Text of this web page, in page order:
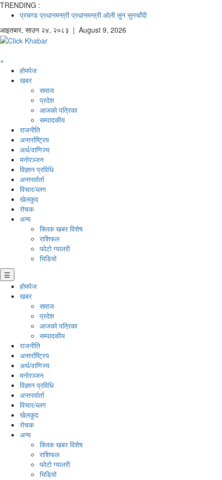
TRENDING :
प्रचण्ड प्रधानमन्त्री प्रधानमन्त्री ओली सुन सुनचाँदी
आइतबार, साउन २४, २०८३ | August 9, 2026
×
होमपेज
खबर
समाज
प्रदेश
आजको पत्रिका
सम्पादकीय
राजनीति
अन्तर्राष्ट्रिय
अर्थ/वाणिज्य
मनाेरञ्जन
विज्ञान प्रविधि
अन्तरर्वार्ता
विचार/ब्लग
खेलकुद
रोचक
अन्य
क्लिक खबर विशेष
राशिफल
फोटो ग्यालरी
भिडियो
☰
होमपेज
खबर
समाज
प्रदेश
आजको पत्रिका
सम्पादकीय
राजनीति
अन्तर्राष्ट्रिय
अर्थ/वाणिज्य
मनाेरञ्जन
विज्ञान प्रविधि
अन्तरर्वार्ता
विचार/ब्लग
खेलकुद
रोचक
अन्य
क्लिक खबर विशेष
राशिफल
फोटो ग्यालरी
भिडियो